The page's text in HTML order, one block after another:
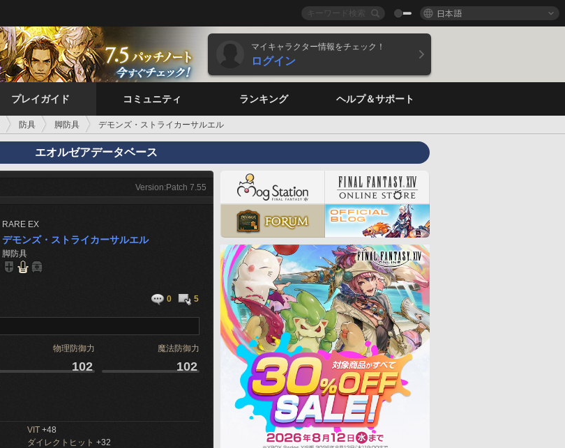
日本語
マイキャラクター情報をチェック！
ログイン
プレイガイド コミュニティ ランキング ヘルプ＆サポート
防具 脚防具 デモンズ・ストライカーサルエル
エオルゼアデータベース
Version:Patch 7.55
RARE EX
デモンズ・ストライカーサルエル
脚防具
0 5
物理防御力 魔法防御力
102 102
VIT +48
ダイレクトヒット +32